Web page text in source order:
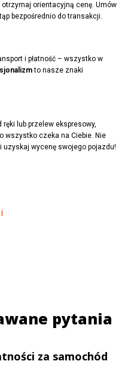
orientacyjną cenę. Umów
bezpośrednio do transakcji.
i płatność – wszystko w
to nasze znaki
ręki lub przelew ekspresowy,
wszystko czeka na Ciebie. Nie
wycenę swojego pojazdu!
pytania
za samochód